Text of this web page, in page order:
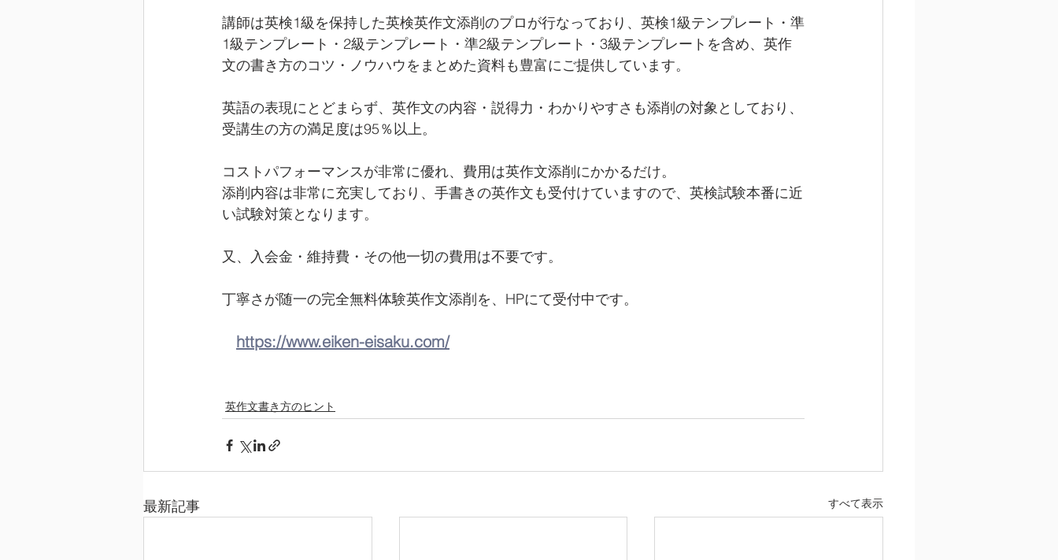
講師は英検1級を保持した英検英作文添削のプロが行なっており、英検1級テンプレート・準
1級テンプレート・2級テンプレート・準2級テンプレート・3級テンプレートを含め、英作
文の書き方のコツ・ノウハウをまとめた資料も豊富にご提供しています。
英語の表現にとどまらず、英作文の内容・説得力・わかりやすさも添削の対象としており、
受講生の方の満足度は95％以上。
コストパフォーマンスが非常に優れ、費用は英作文添削にかかるだけ。
添削内容は非常に充実しており、手書きの英作文も受付けていますので、英検試験本番に近
い試験対策となります。
又、入会金・維持費・その他一切の費用は不要です。
丁寧さが随一の完全無料体験英作文添削を、HPにて受付中です。
https://www.eiken-eisaku.com/
英作文書き方のヒント
最新記事 すべて表示